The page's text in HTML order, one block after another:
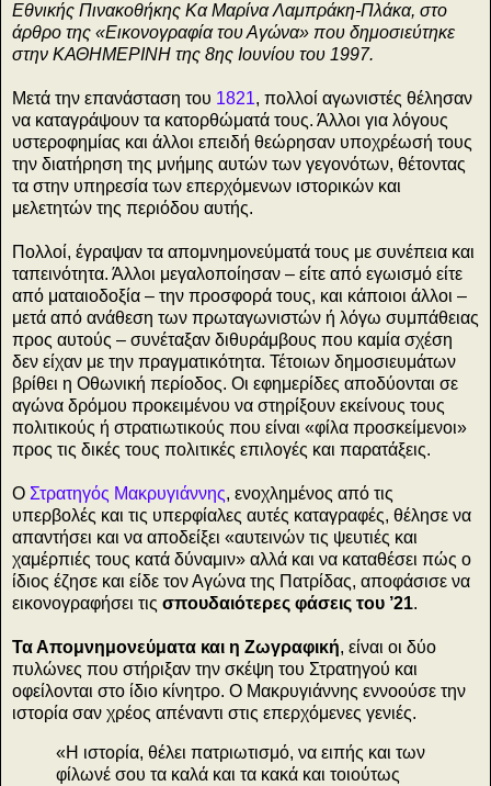
Εθνικής Πινακοθήκης Κα Μαρίνα Λαμπράκη-Πλάκα, στο
άρθρο της «Εικονογραφία του Αγώνα» που δημοσιεύτηκε
στην ΚΑΘΗΜΕΡΙΝΗ της 8ης Ιουνίου του 1997.
Μετά την επανάσταση του 1821, πολλοί αγωνιστές θέλησαν
να καταγράψουν τα κατορθώματά τους. Άλλοι για λόγους
υστεροφημίας και άλλοι επειδή θεώρησαν υποχρέωσή τους
την διατήρηση της μνήμης αυτών των γεγονότων, θέτοντας
τα στην υπηρεσία των επερχόμενων ιστορικών και
μελετητών της περιόδου αυτής.
Πολλοί, έγραψαν τα απομνημονεύματά τους με συνέπεια και
ταπεινότητα. Άλλοι μεγαλοποίησαν – είτε από εγωισμό είτε
από ματαιοδοξία – την προσφορά τους, και κάποιοι άλλοι –
μετά από ανάθεση των πρωταγωνιστών ή λόγω συμπάθειας
προς αυτούς – συνέταξαν διθυράμβους που καμία σχέση
δεν είχαν με την πραγματικότητα. Τέτοιων δημοσιευμάτων
βρίθει η Οθωνική περίοδος. Οι εφημερίδες αποδύονται σε
αγώνα δρόμου προκειμένου να στηρίξουν εκείνους τους
πολιτικούς ή στρατιωτικούς που είναι «φίλα προσκείμενοι»
προς τις δικές τους πολιτικές επιλογές και παρατάξεις.
Ο Στρατηγός Μακρυγιάννης, ενοχλημένος από τις
υπερβολές και τις υπερφίαλες αυτές καταγραφές, θέλησε να
απαντήσει και να αποδείξει «αυτεινών τις ψευτιές και
χαμέρπιές τους κατά δύναμιν» αλλά και να καταθέσει πώς ο
ίδιος έζησε και είδε τον Αγώνα της Πατρίδας, αποφάσισε να
εικονογραφήσει τις σπουδαιότερες φάσεις του ’21.
Τα Απομνημονεύματα και η Ζωγραφική, είναι οι δύο
πυλώνες που στήριξαν την σκέψη του Στρατηγού και
οφείλονται στο ίδιο κίνητρο. Ο Μακρυγιάννης εννοούσε την
ιστορία σαν χρέος απέναντι στις επερχόμενες γενιές.
«Η ιστορία, θέλει πατριωτισμό, να ειπής και των
φίλωνέ σου τα καλά και τα κακά και τοιούτως